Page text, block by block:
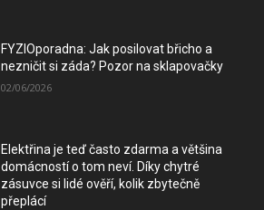
FYZIOporadna: Jak posilovat břicho a
nezničit si záda? Pozor na sklapovačky
02/06/2026
Elektřina je teď často zdarma a většina
domácností o tom neví. Díky chytré
zásuvce si lidé ověří, kolik zbytečně
přeplácí